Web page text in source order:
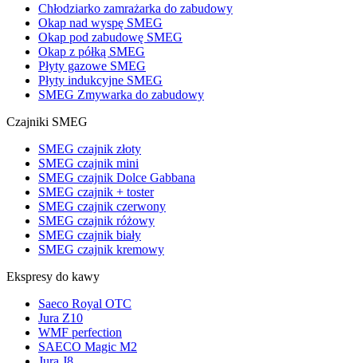
Chłodziarko zamrażarka do zabudowy
Okap nad wyspę SMEG
Okap pod zabudowę SMEG
Okap z półką SMEG
Płyty gazowe SMEG
Płyty indukcyjne SMEG
SMEG Zmywarka do zabudowy
Czajniki SMEG
SMEG czajnik złoty
SMEG czajnik mini
SMEG czajnik Dolce Gabbana
SMEG czajnik + toster
SMEG czajnik czerwony
SMEG czajnik różowy
SMEG czajnik biały
SMEG czajnik kremowy
Ekspresy do kawy
Saeco Royal OTC
Jura Z10
WMF perfection
SAECO Magic M2